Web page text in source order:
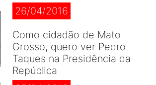
26/04/2016
Como cidadão de Mato
Grosso, quero ver Pedro
Taques na Presidência da
República